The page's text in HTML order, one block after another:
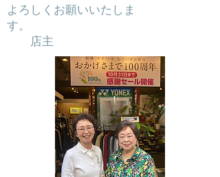
​よろしくお願いいたしま
す。
店主